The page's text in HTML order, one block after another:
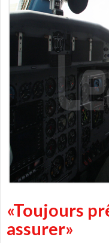
«Toujours
assurer»